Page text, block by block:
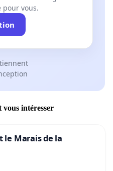
vous.
intéresser
le Marais de la